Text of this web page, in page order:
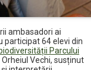
ambasadori ai
participat 64 elevi din
biodiversității Parcului
Vechi, susținut